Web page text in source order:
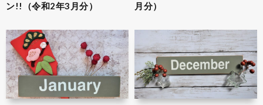
ン!!（令和2年3月分）
月分）